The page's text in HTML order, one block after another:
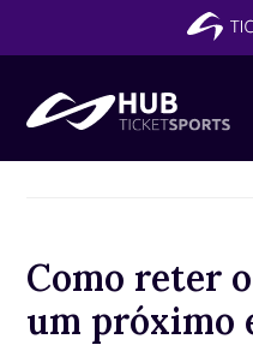
Como reter
um próximo